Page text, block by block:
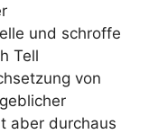
und schroffe
Tell
von
aber durchaus